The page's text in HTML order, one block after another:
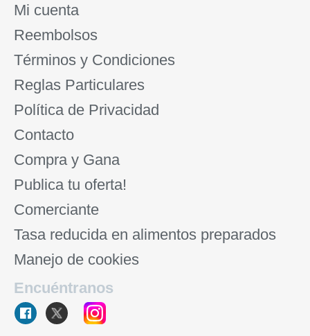
Mi cuenta
Reembolsos
Términos y Condiciones
Reglas Particulares
Política de Privacidad
Contacto
Compra y Gana
Publica tu oferta!
Comerciante
Tasa reducida en alimentos preparados
Manejo de cookies
Encuéntranos